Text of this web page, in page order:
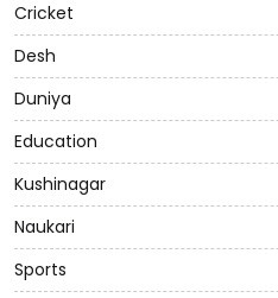
Cricket
Desh
Duniya
Education
Kushinagar
Naukari
Sports